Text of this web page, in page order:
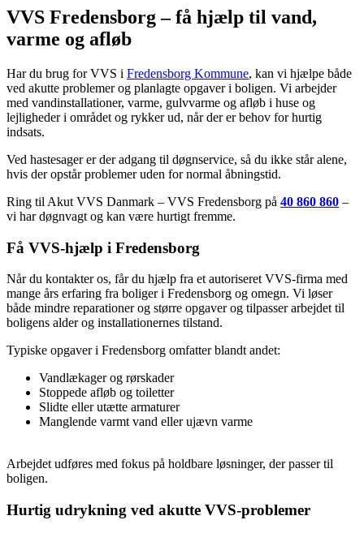
VVS Fredensborg – få hjælp til vand,
varme og afløb
Har du brug for VVS i Fredensborg Kommune, kan vi hjælpe både
ved akutte problemer og planlagte opgaver i boligen. Vi arbejder
med vandinstallationer, varme, gulvvarme og afløb i huse og
lejligheder i området og rykker ud, når der er behov for hurtig
indsats.
Ved hastesager er der adgang til døgnservice, så du ikke står alene,
hvis der opstår problemer uden for normal åbningstid.
Ring til Akut VVS Danmark – VVS Fredensborg på 40 860 860 –
vi har døgnvagt og kan være hurtigt fremme.
Få VVS-hjælp i Fredensborg
Når du kontakter os, får du hjælp fra et autoriseret VVS-firma med
mange års erfaring fra boliger i Fredensborg og omegn. Vi løser
både mindre reparationer og større opgaver og tilpasser arbejdet til
boligens alder og installationernes tilstand.
Typiske opgaver i Fredensborg omfatter blandt andet:
Vandlækager og rørskader
Stoppede afløb og toiletter
Slidte eller utætte armaturer
Manglende varmt vand eller ujævn varme
Arbejdet udføres med fokus på holdbare løsninger, der passer til
boligen.
Hurtig udrykning ved akutte VVS-problemer